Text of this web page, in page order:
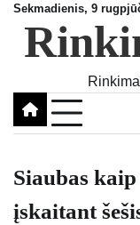
Skip
content
Sekmadienis, 9
Siaubas
įskaitant